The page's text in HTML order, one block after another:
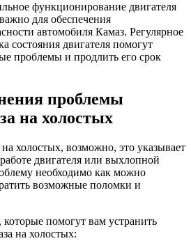
функционирование двигателя
для обеспечения
автомобиля Камаз. Регулярное
состояния двигателя помогут
проблемы и продлить его срок
проблемы
на холостых
холостых, возможно, это указывает
двигателя или выхлопной
необходимо как можно
возможные поломки и
помогут вам устранить
на холостых: